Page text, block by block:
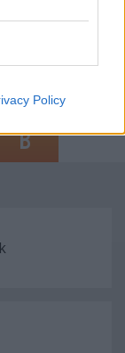
Policy
nasa iss jacko